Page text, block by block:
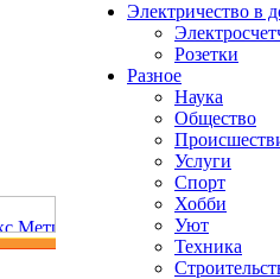
Электричество в
Розетки
Разное
Наука
Общество
Услуги
Спорт
Хобби
Уют
Техника